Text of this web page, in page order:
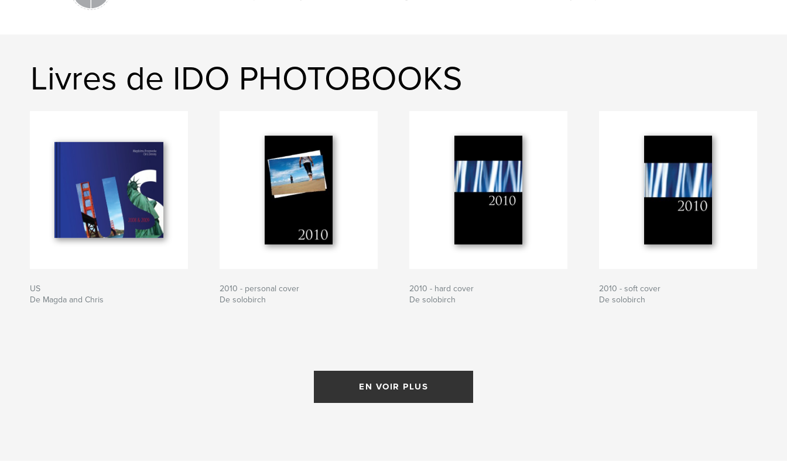
Livres de IDO PHOTOBOOKS
US
De Magda and Chris
2010 - personal cover
De solobirch
2010 - hard cover
De solobirch
2010 - soft cover
De solobirch
EN VOIR PLUS